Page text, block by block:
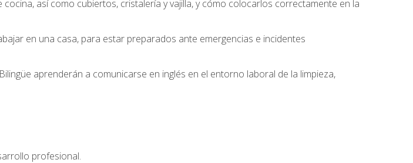
así como cubiertos, cristalería y vajilla, y cómo colocarlos correctamente en la
en una casa, para estar preparados ante emergencias e incidentes
aprenderán a comunicarse en inglés en el entorno laboral de la limpieza,
profesional.